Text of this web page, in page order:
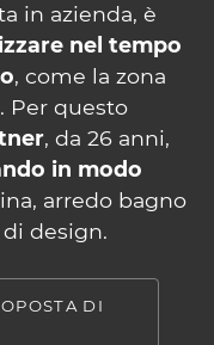
in azienda, è
nel tempo
, come la zona
Per questo
, da 26 anni,
in modo
arredo bagno
design.
DI